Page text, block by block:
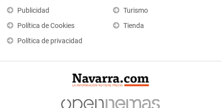
Publicidad
Política de Cookies
Política de privacidad
Turismo
Tienda